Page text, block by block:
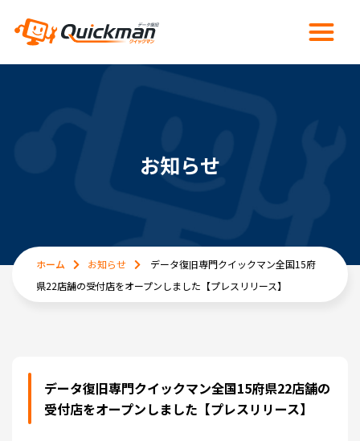
お知らせ
ホーム お知らせ
データ復旧専門クイックマン全国15府
県22店舗の受付店をオープンしました【プレスリリース】
データ復旧専門クイックマン全国15府県22店舗の
受付店をオープンしました【プレスリリース】